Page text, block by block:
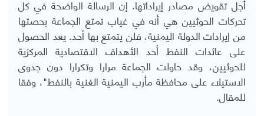
أجل تقويض مصادر إيراداتها. إن الرسالة الواضحة في كل
تحركات الحوثيين هي أنه في غياب تمتع الجماعة بحصتها
من إيرادات الدولة اليمنية، فلن يتمتع بها أحد. يعد الحصول
على عائدات النفط أحد الأهداف الاقتصادية المركزية
للحوثيين، وقد حاولت الجماعة مرارا وتكرارا دون جدوى
الاستيلاء على محافظة مأرب اليمنية الغنية بالنفط"، وفقا
للمقال.